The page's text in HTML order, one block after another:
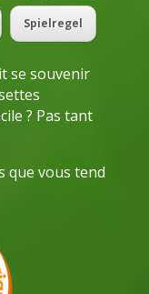
Spielregel
se souvenir
? Pas tant
que vous tend